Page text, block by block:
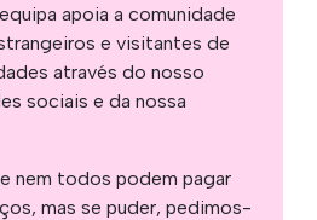
apoia a comunidade
e visitantes de
através do nosso
sociais e da nossa
nem todos podem pagar
mas se puder, pedimos-